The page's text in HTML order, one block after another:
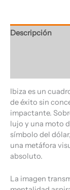
Descripción
Ibiza es un
de éxito sin
impactante.
lujo y una moto
símbolo del
una metáfora
absoluto.
La imagen